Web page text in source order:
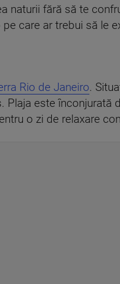
naturii fără să te
care ar trebui să le
Rio de Janeiro.
Plaja este înconjurată
o zi de relaxare